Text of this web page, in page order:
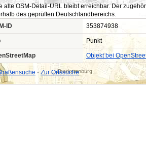
alte OSM-Detail-URL bleibt erreichbar. Der
des geprüften Deutschlandbereichs.
ID
353874938
Punkt
Objekt bei
· Zur Ortssuche